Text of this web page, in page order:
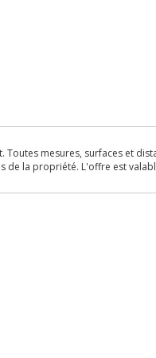
mesures, surfaces et
la propriété. L'offre est